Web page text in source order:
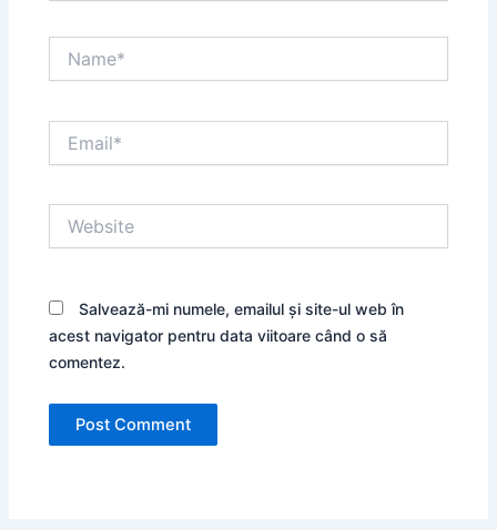
Salvează-mi numele, emailul și site-ul web în
acest navigator pentru data viitoare când o să
comentez.